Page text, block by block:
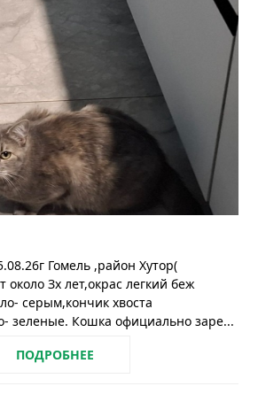
Гомель ,район Хутор(
около Зх лет,окрас легкий беж
серым,кончик хвоста
зеленые. Кошка официально заре...
ПОДРОБНЕЕ